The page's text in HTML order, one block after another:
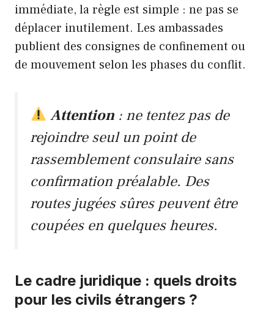
immédiate, la règle est simple : ne pas se
déplacer inutilement. Les ambassades
publient des consignes de confinement ou
de mouvement selon les phases du conflit.
Attention : ne tentez pas de
rejoindre seul un point de
rassemblement consulaire sans
confirmation préalable. Des
routes jugées sûres peuvent être
coupées en quelques heures.
Le cadre juridique : quels droits
pour les civils étrangers ?